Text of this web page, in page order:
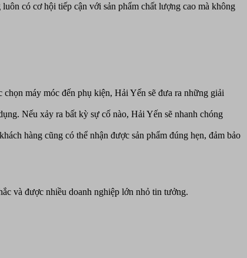
có cơ hội tiếp cận với sản phẩm chất lượng cao mà không
máy móc đến phụ kiện, Hải Yến sẽ đưa ra những giải
Nếu xảy ra bất kỳ sự cố nào, Hải Yến sẽ nhanh chóng
hàng cũng có thể nhận được sản phẩm đúng hẹn, đảm bảo
và được nhiều doanh nghiệp lớn nhỏ tin tưởng.